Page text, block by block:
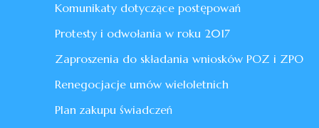
Komunikaty dotyczące postępowań
Protesty i odwołania w roku 2017
Zaproszenia do składania wniosków POZ i ZPO
Renegocjacje umów wieloletnich
Plan zakupu świadczeń